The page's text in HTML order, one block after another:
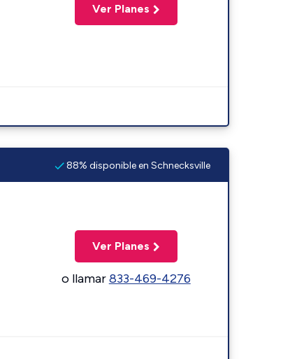
Ver Planes
88% disponible en Schnecksville
Ver Planes
o llamar833-469-4276